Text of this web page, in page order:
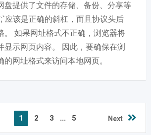
盘提供了文件的存储、备份、分享等
应该是正确的斜杠，而且协议头后
。 如果网址格式不正确，浏览器将
显示网页内容。 因此，要确保在浏
的网址格式来访问本地网页。
1 2 3 ... 5 Next